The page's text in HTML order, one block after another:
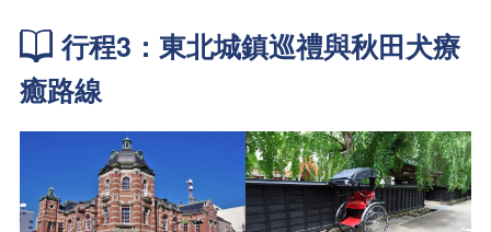
行程3：東北城鎮巡禮與秋田犬療
癒路線